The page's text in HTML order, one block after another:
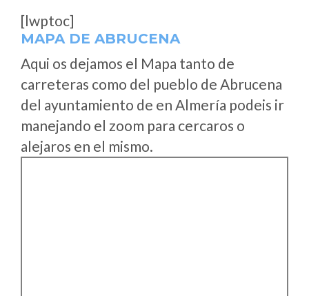
[lwptoc]
MAPA DE ABRUCENA
Aqui os dejamos el Mapa tanto de
carreteras como del pueblo de Abrucena
del ayuntamiento de en Almería podeis ir
manejando el zoom para cercaros o
alejaros en el mismo.